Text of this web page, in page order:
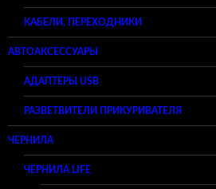
КАБЕЛИ, ПЕРЕХОДНИКИ
АВТОАКСЕССУАРЫ
АДАПТЕРЫ USB
РАЗВЕТВИТЕЛИ ПРИКУРИВАТЕЛЯ
ЧЕРНИЛА
ЧЕРНИЛА LIFE